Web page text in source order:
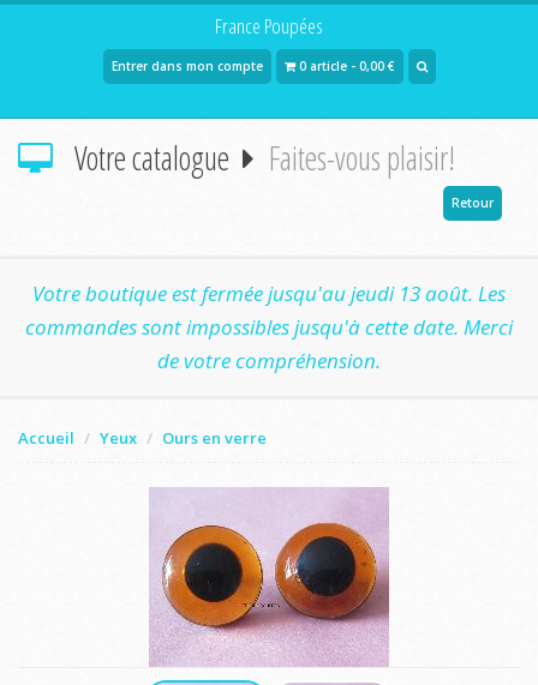
France Poupées
Entrer dans mon compte 0 article - 0,00 €
Votre catalogue Faites-vous plaisir!
Retour
Votre boutique est fermée jusqu'au jeudi 13 août. Les
commandes sont impossibles jusqu'à cette date. Merci
de votre compréhension.
Accueil Yeux Ours en verre